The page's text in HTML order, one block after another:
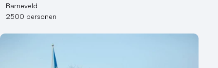
Barneveld
2500 personen